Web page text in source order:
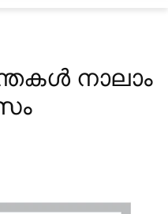
നാലാം